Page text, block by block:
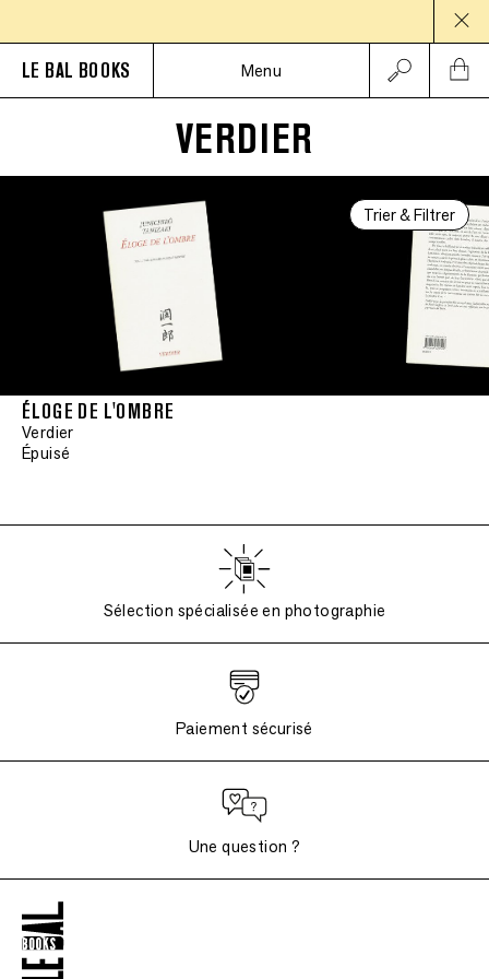
LE BAL BOOKS Menu
VERDIER
Trier & Filtrer
ÉLOGE DE L'OMBRE
Verdier
Épuisé
Sélection spécialisée en photographie
Paiement sécurisé
Une question ?